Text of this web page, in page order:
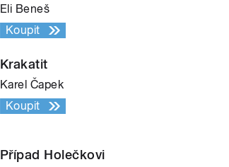
Eli Beneš
Koupit
Krakatit
Karel Čapek
Koupit
Případ Holečkovi